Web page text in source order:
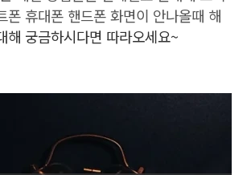
폰 휴대폰 핸드폰 화면이 안나올때 해
해 궁금하시다면 따라오세요~